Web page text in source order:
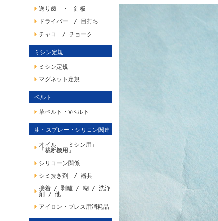
送り歯 ・ 針板
ドライバー / 目打ち
チャコ / チョーク
ミシン定規
ミシン定規
マグネット定規
ベルト
革ベルト・Vベルト
油・スプレー・シリコン関連
オイル 「ミシン用」
「裁断機用」
シリコーン関係
シミ抜き剤 / 器具
接着 / 剥離 / 糊 / 洗浄
剤 / 他
アイロン・プレス用消耗品